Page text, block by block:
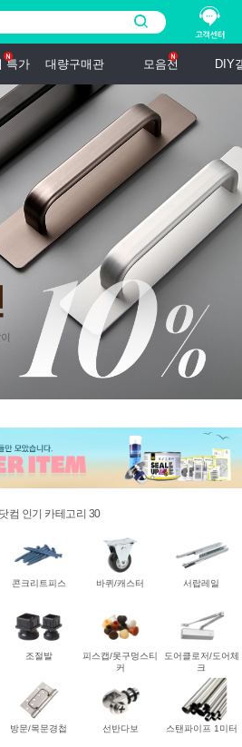
특가 대량구매관 모음전 DIY
컴 인기 카테고리 30
콘크리트피스 바퀴/캐스터 서랍레일
조절발
피스캡/못구멍스티
커
도어클로저/도어체
크
방문/목문경첩 선반다보 스탠파이프 1미터